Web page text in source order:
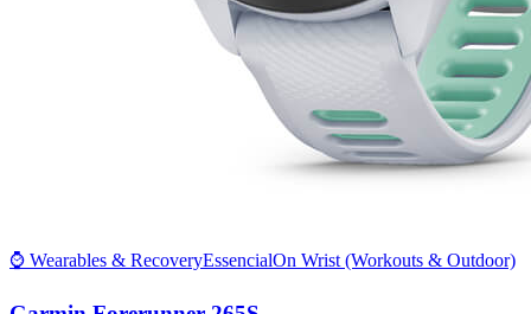
⌚ Wearables & RecoveryEssencialOn Wrist (Workouts & Outdoor)